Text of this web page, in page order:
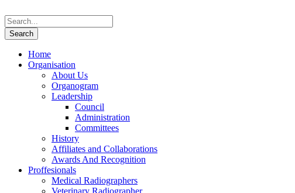
Home
Organisation
About Us
Organogram
Leadership
Council
Administration
Committees
History
Affiliates and Collaborations
Awards And Recognition
Proffesionals
Medical Radiographers
Veterinary Radiographer